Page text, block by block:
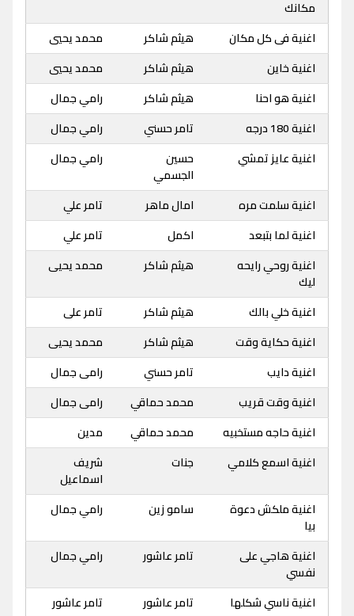
مكانك
اغنية فى كل مكان هيثم شاكر
محمد يحيي
اغنية خاين
هيثم شاكر
محمد يحيي
اغنية هو احنا
هيثم شاكر
رامي جمال
اغنية 180 درجه
تامر حسني
رامي جمال
اغنية عايز تمشي
حسين
الجسمي
رامي جمال
اغنية سلمت مره امال ماهر
تامر علي
اغنية لما بتبعد
اكمل
تامر علي
اغنية روحي رايحه
ليك
هيثم شاكر محمد يحيى
اغنية خلي بالك هيثم شاكر
تامر على
اغنية حكاية وقت
هيثم شاكر
محمد يحيى
اغنية دايب
تامر حسني
رامى جمال
اغنية وقت قريب
محمد حماقي
رامى جمال
اغنية حاجه مستخبيه
محمد حماقي
مدين
اغنية اسمع كلامي
جنات
شريف
اسماعيل
اغنية ملكش دعوة
بيا
سامو زين رامي جمال
اغنية هاجي على
نفسي
تامر عاشور رامي جمال
اغنية ناسي شكلها تامر عاشور
تامر عاشور